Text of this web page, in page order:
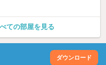
ての部屋を見る
ダウンロード